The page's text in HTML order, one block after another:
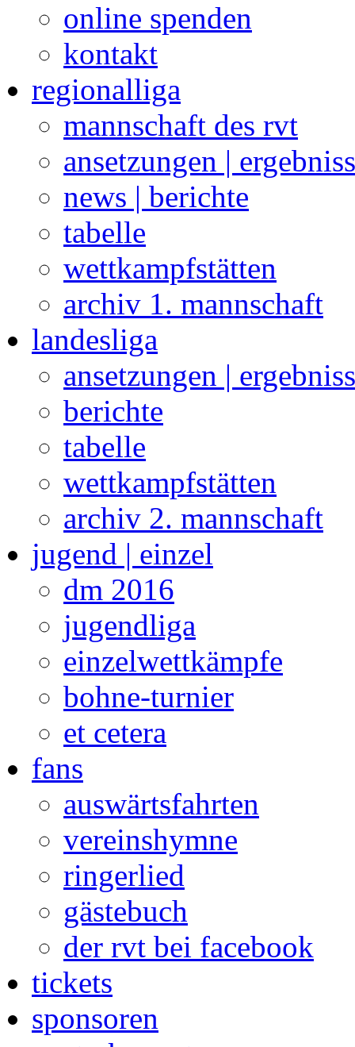
online spenden
kontakt
regionalliga
mannschaft des rvt
ansetzungen |
news | berichte
tabelle
wettkampfstätten
archiv 1. mannschaft
landesliga
ansetzungen |
berichte
tabelle
wettkampfstätten
archiv 2. mannschaft
jugend | einzel
dm 2016
jugendliga
einzelwettkämpfe
bohne-turnier
et cetera
fans
auswärtsfahrten
vereinshymne
ringerlied
gästebuch
der rvt bei facebook
tickets
sponsoren